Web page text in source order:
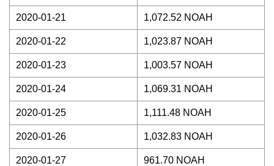
2020-01-21 1,072.52 NOAH
2020-01-22 1,023.87 NOAH
2020-01-23 1,003.57 NOAH
2020-01-24 1,069.31 NOAH
2020-01-25 1,111.48 NOAH
2020-01-26 1,032.83 NOAH
2020-01-27 961.70 NOAH